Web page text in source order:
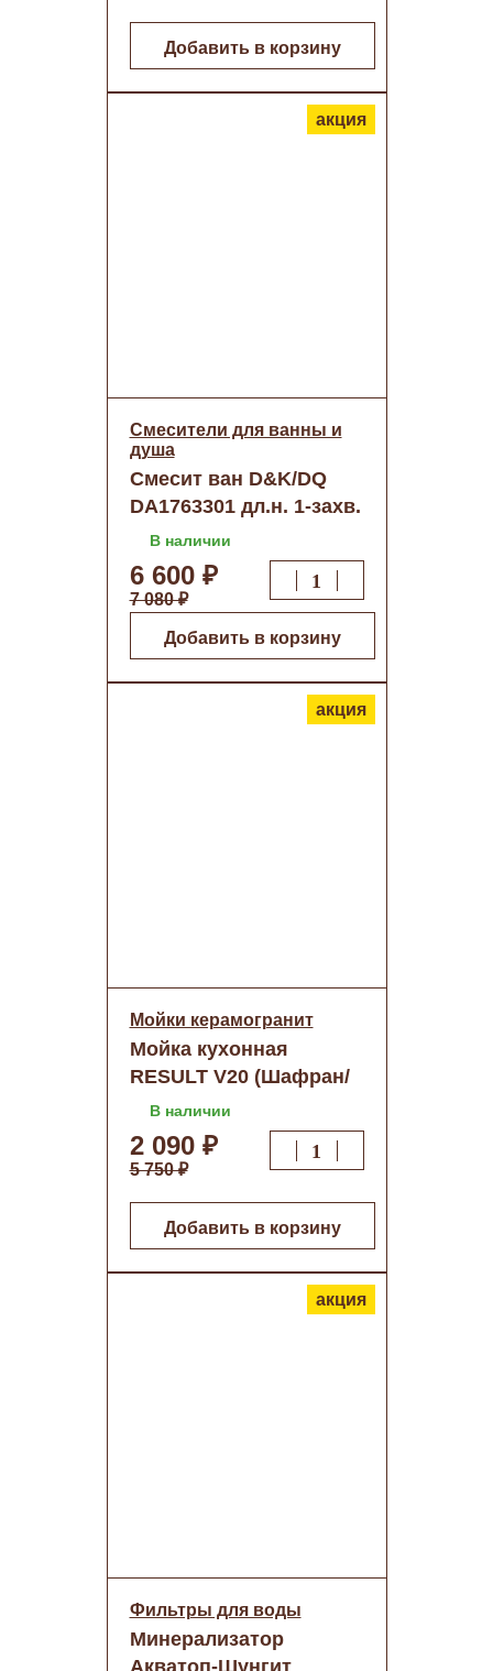
Добавить в корзину
акция
Смесители для ванны и
душа
Смесит ван D&K/DQ
DA1763301 дл.н. 1-захв.
о/нВ наличии
6 600 ₽
7 080 ₽
Добавить в корзину
акция
Мойки керамогранит
Мойка кухонная
RESULT V20 (Шафран/
беж.)+сифон двойной
(505х770) о/н
В наличии
2 090 ₽
5 750 ₽
Добавить в корзину
акция
Фильтры для воды
Минерализатор
Акватоп-Шунгит